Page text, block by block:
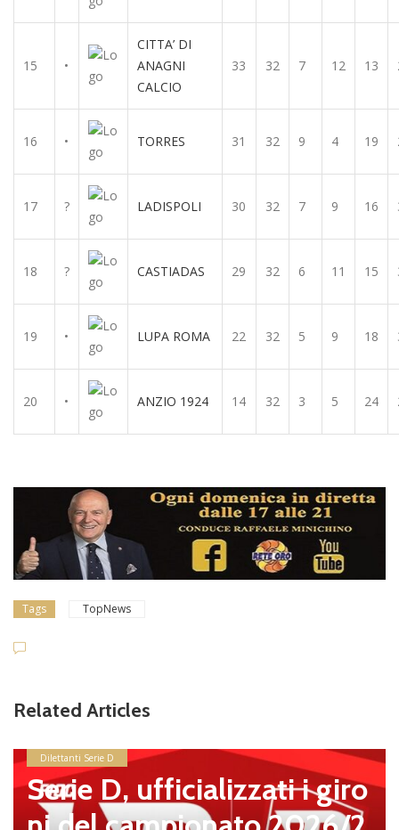
15 •
CITTA’ DI
ANAGNI
CALCIO
33 32 7 12 13
16 • TORRES 31 32 9 4 19
17 ? LADISPOLI 30 32 7 9 16
18 ? CASTIADAS 29 32 6 11 15
19 • LUPA ROMA 22 32 5 9 18
20 • ANZIO 1924 14 32 3 5 24
Tags TopNews
Related Articles
Dilettanti Serie D
Serie D, ufficializzati i giro